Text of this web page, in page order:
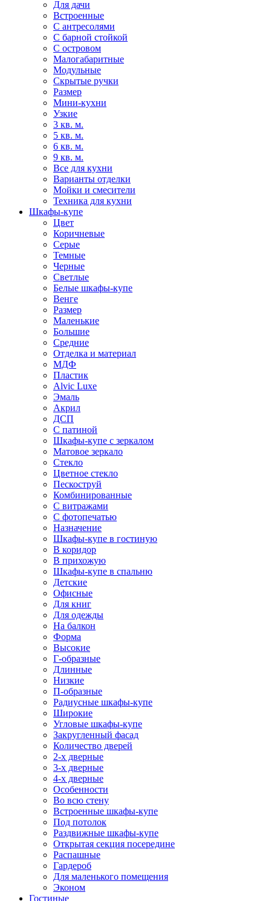
Для дачи
Встроенные
С антресолями
С барной стойкой
С островом
Малогабаритные
Модульные
Скрытые ручки
Размер
Мини-кухни
Узкие
3 кв. м.
5 кв. м.
6 кв. м.
9 кв. м.
Все для кухни
Варианты отделки
Мойки и смесители
Техника для кухни
Шкафы-купе
Цвет
Коричневые
Серые
Темные
Черные
Светлые
Белые шкафы-купе
Венге
Размер
Маленькие
Большие
Средние
Отделка и материал
МДФ
Пластик
Alvic Luxe
Эмаль
Акрил
ДСП
С патиной
Шкафы-купе с зеркалом
Матовое зеркало
Стекло
Цветное стекло
Пескоструй
Комбинированные
С витражами
С фотопечатью
Назначение
Шкафы-купе в гостиную
В коридор
В прихожую
Шкафы-купе в спальню
Детские
Офисные
Для книг
Для одежды
На балкон
Форма
Высокие
Г-образные
Длинные
Низкие
П-образные
Радиусные шкафы-купе
Широкие
Угловые шкафы-купе
Закругленный фасад
Количество дверей
2-х дверные
3-х дверные
4-х дверные
Особенности
Во всю стену
Встроенные шкафы-купе
Под потолок
Раздвижные шкафы-купе
Открытая секция посередине
Распашные
Гардероб
Для маленького помещения
Эконом
Гостиные